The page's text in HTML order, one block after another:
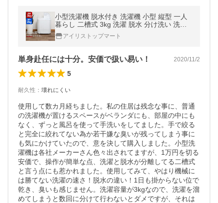
小型洗濯機 脱水付き 洗濯機 小型 縦型 一人
暮らし 二槽式 3kg 洗濯 脱水 分け洗い 洗い
すすぎ 防水等級 IPX4 軽量 コンパクト ステ
ンレス槽 単身赴任 別洗い
アイリストップマート
単身赴任には十分。安価で扱い易い！ 2020/11/2
5
耐久性 ： 壊れにくい
使用して数カ月経ちました。私の住居は残念な事に、普通
の洗濯機が置けるスペースがベランダにも、部屋の中にも
なく、ずっと風呂を使って手洗いをしてました。手で絞る
と完全に絞れてない為か若干嫌な臭いが残ってしまう事に
も気にかけていたので、意を決して購入しました。小型洗
濯機は各社メーカーさん色々出されてますが、1万円を切る
安価で、操作が簡単な点、洗濯と脱水が分離してる二槽式
と言う点にも惹かれました。使用してみて、やはり機械に
は勝てない洗濯の速さ！脱水の違い！1日も掛からない位で
乾き、臭いも感じません。洗濯容量が3kgなので、洗濯を溜
めてしまうと数回に分けて行わないとダメですが、それは